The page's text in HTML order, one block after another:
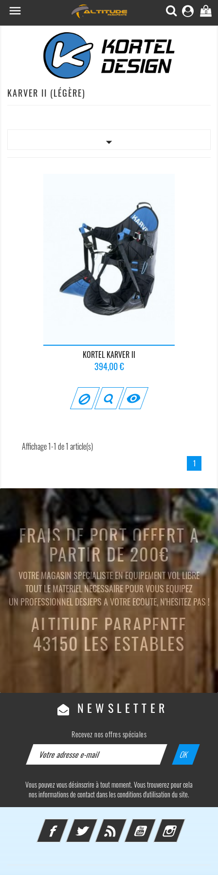
 0
KARVER II (LÉGÈRE)

KORTEL KARVER II
Prix
394,00 €

Affichage 1-1 de 1 article(s)
1
FRAIS DE PORT OFFERT A
PARTIR DE 200€
VOTRE MAGASIN SPECIALISTE EN EQUIPEMENT VOL LIBRE
TOUT LE MATERIEL NECESSAIRE POUR VOUS EQUIPEZ
UN PROFESSIONNEL DESJEPS A VOTRE ECOUTE, N'HESITEZ PAS !
ALTITUDE PARAPENTE
43150 LES ESTABLES
NEWSLETTER
Recevez nos offres spéciales
Vous pouvez vous désinscrire à tout moment. Vous trouverez pour cela
nos informations de contact dans les conditions d'utilisation du site.
FacebookTwitter Rss YouTube Instagram